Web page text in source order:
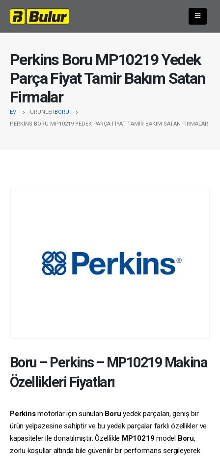
Perkins Boru MP10219 Yedek
Parça Fiyat Tamir Bakım Satan
Firmalar
EV ÜRÜNLERBORU
PERKINS BORU MP10219 YEDEK PARÇA FIYAT TAMIR BAKIM SATAN FIRMALAR
Boru – Perkins– MP10219Makina
Özellikleri Fiyatları
Perkinsmotorlar için sunulan Boru yedek parçaları, geniş bir
ürün yelpazesine sahiptir ve bu yedek parçalar farklı özellikler ve
kapasiteler ile donatılmıştır. Özellikle MP10219 model Boru,
zorlu koşullar altında bile güvenilir bir performans sergileyerek